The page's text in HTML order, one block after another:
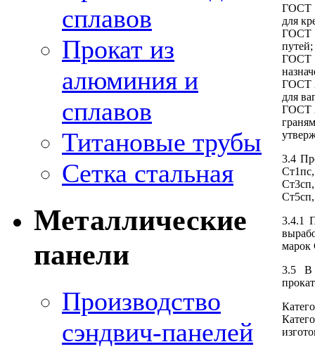
сплавов
Прокат из
алюминия и
сплавов
Титановые трубы
Сетка стальная
Металлические
панели
Производство
сэндвич-панелей
ГОСТ
для
ГОСТ
путей;
ГОСТ
ГОСТ
для
ГОСТ
3.4
3.4.1
марок
3.5 В